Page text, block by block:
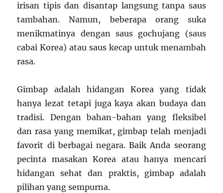
irisan tipis dan disantap langsung tanpa saus
tambahan. Namun, beberapa orang suka
menikmatinya dengan saus gochujang (saus
cabai Korea) atau saus kecap untuk menambah
rasa.
Gimbap adalah hidangan Korea yang tidak
hanya lezat tetapi juga kaya akan budaya dan
tradisi. Dengan bahan-bahan yang fleksibel
dan rasa yang memikat, gimbap telah menjadi
favorit di berbagai negara. Baik Anda seorang
pecinta masakan Korea atau hanya mencari
hidangan sehat dan praktis, gimbap adalah
pilihan yang sempurna.